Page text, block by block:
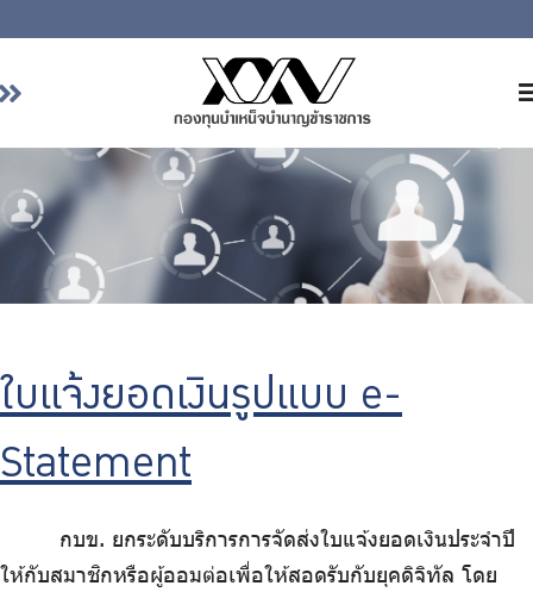
เกี่ยวกับ กบข.
บริการสมาชิก
ลงทุน
รายงานผลการดำเนินงาน
จัดซื้อจัดจ้าง
ร่วมงานกับเรา
ใบแจ้งยอดเงินรูปแบบ e-
Statement
กบข. ยกระดับบริการการจัดส่งใบแจ้งยอดเงินประจำปี
ให้กับสมาชิกหรือผู้ออมต่อเพื่อให้สอดรับกับยุคดิจิทัล โดย